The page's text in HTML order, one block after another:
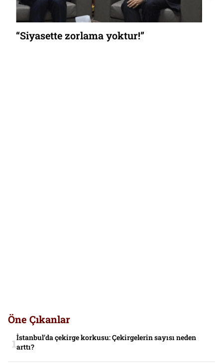
“Siyasette zorlama yoktur!”
Öne Çıkanlar
İstanbul’da çekirge korkusu: Çekirgelerin sayısı neden
arttı?